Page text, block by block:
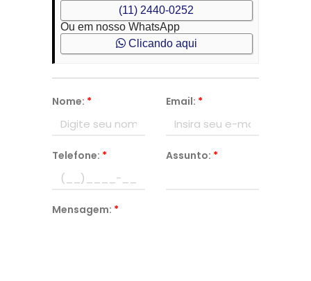
(11) 2440-0252
Ou em nosso WhatsApp
Clicando aqui
Nome: * Email: *
Telefone: * Assunto: *
Mensagem: *